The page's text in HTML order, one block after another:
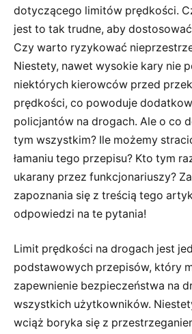
dotyczącego limitów prędkości.
jest to tak trudne, aby
Czy warto ryzykować
Niestety, nawet wysokie kary nie
niektórych kierowców przed
prędkości, co powoduje
policjantów na drogach. Ale o co
tym wszystkim? Ile możemy
łamaniu tego przepisu? Kto tym
ukarany przez funkcjonariuszy?
zapoznania się z treścią tego
odpowiedzi na te pytania!
Limit prędkości na drogach jest
podstawowych przepisów, który
zapewnienie bezpieczeństwa na
wszystkich użytkowników.
wciąż boryka się z